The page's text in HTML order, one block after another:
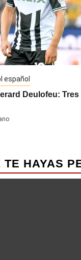
español
Deulofeu:
TE HAYAS